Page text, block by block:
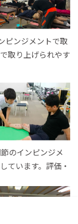
ピンジメントで取
取り上げられやす
のインピンジメ
ています。評価・